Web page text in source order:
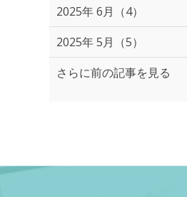
2025年 6月（4）
2025年 5月（5）
さらに前の記事を見る